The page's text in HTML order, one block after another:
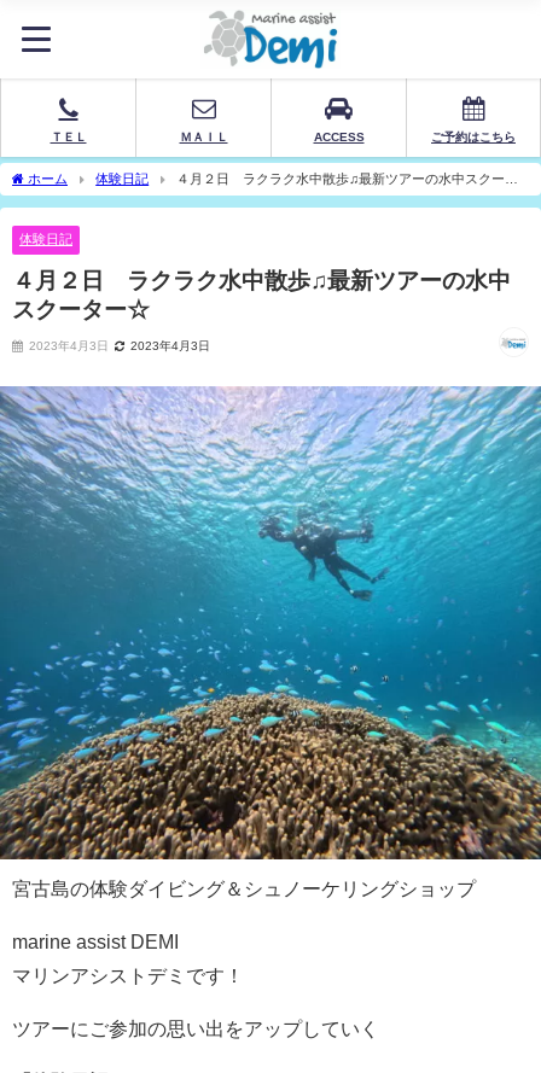
ＴＥＬ ＭＡＩＬ ACCESS ご予約はこちら
ホーム 体験日記
４月２日 ラクラク水中散歩♫最新ツアーの水中スクータ
ー☆
体験日記
４月２日 ラクラク水中散歩♫最新ツアーの水中
スクーター☆
2023年4月3日 2023年4月3日
宮古島の体験ダイビング＆シュノーケリングショップ
marine assist DEMI
マリンアシストデミです！
ツアーにご参加の思い出をアップしていく